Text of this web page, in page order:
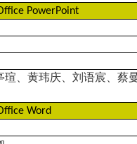
PowerPoint
、黄玮庆、刘语宸、
Word